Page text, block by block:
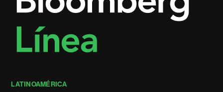
LATINOAMÉRICA